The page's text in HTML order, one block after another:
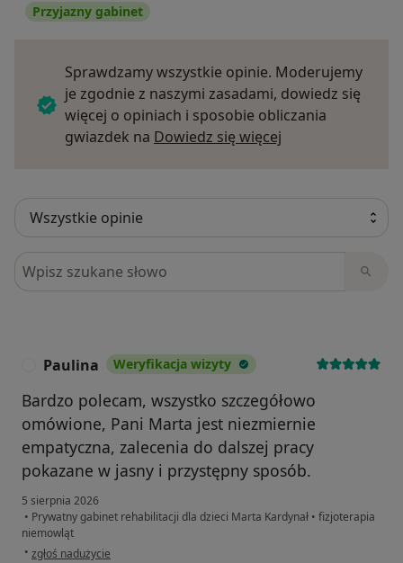
Przyjazny gabinet
Sprawdzamy wszystkie opinie. Moderujemy
je zgodnie z naszymi zasadami, dowiedz się
więcej o opiniach i sposobie obliczania
gwiazdek na Dowiedz się więcej
Szukaj w opiniach
Paulina Weryfikacja wizyty
Bardzo polecam, wszystko szczegółowo
omówione, Pani Marta jest niezmiernie
empatyczna, zalecenia do dalszej pracy
pokazane w jasny i przystępny sposób.
5 sierpnia 2026
• Prywatny gabinet rehabilitacji dla dzieci Marta Kardynał • fizjoterapia
niemowląt
• w opinii użytkownika Paulina
zgłoś nadużycie